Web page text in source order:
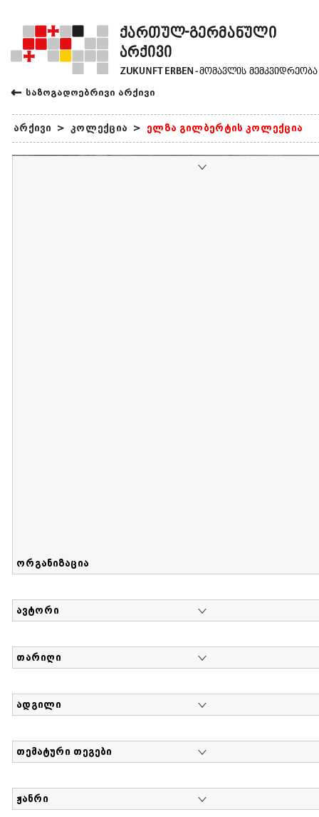
← საზოგადოებრივი არქივი
არქივი > კოლექცია > ელზა გილბერტის კოლექცია
ორგანიზაცია
ავტორი
თარიღი
ადგილი
თემატური თეგები
ჟანრი